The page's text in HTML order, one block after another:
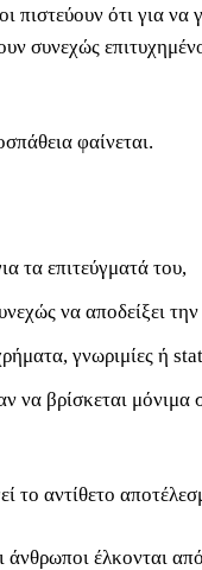
πιστεύουν ότι για να
συνεχώς
φαίνεται.
τα επιτεύγματά του,
να αποδείξει
γνωριμίες ή
να βρίσκεται
το αντίθετο
άνθρωποι έλκονται